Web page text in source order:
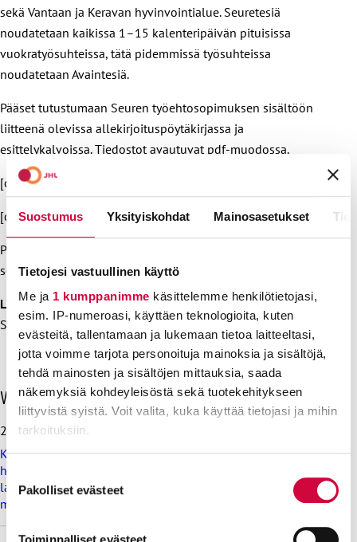
Suostumus Yksityiskohdat Mainosasetukset
Tietojesi vastuullinen käyttö
Me ja 1 kumppanimme käsittelemme henkilötietojasi,
esim. IP-numeroasi, käyttäen teknologioita, kuten
evästeitä, tallentamaan ja lukemaan tietoa laitteeltasi,
jotta voimme tarjota personoituja mainoksia ja sisältöjä,
tehdä mainosten ja sisältöjen mittauksia, saada
näkemyksiä kohdeyleisöstä sekä tuotekehitykseen
liittyvistä syistä. Voit valita, kuka käyttää tietojasi ja mihin
tarkoituksiin.
voit määrittää asetuksesi
. Voit muuttaa
Suostumuksen
valinta
Pakolliset evästeet
Toiminnalliset evästeet
sekä Vantaan ja Keravan hyvinvointialue. Seuretesiä
noudatetaan kaikissa 1–15 kalenteripäivän pituisissa
vuokratyösuhteissa, tätä pidemmissä työsuhteissa
noudatetaan Avaintesiä.
Pääset tutustumaan Seuren työehtosopimuksen sisältöön
liitteenä olevissa allekirjoituspöytäkirjassa ja
esittelykalvoissa. Tiedostot avautuvat pdf-muodossa.
[download id=”124756″ /]
[download id=”124761″ /]
Ps. Katso myös muiden ammattiliitto JHL:n neuvottelemien
sopimusten neuvottelutilannetäältä
Lisätietoja:
Sopimusasiantuntija Riitta Rautiainen, 0400 602 736
O
h
i
t
a
v
i
i
Viimeisimmät uutiset
28.7.2026
Koulutus ja kasvatus pitää järjestää lasten ja nuorten
hyvinvoinnin ehdoilla – Ammattiliitto JHL on antanut
lausunnon koulujen ja oppilaitosten loma-aikoja koskevasta
muistioluonnoksesta